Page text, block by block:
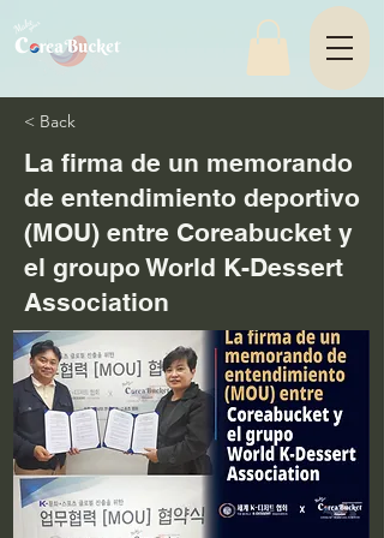
< Back
La firma de un memorando
de entendimiento deportivo
(MOU) entre Coreabucket y
el groupo World K-Dessert
Association